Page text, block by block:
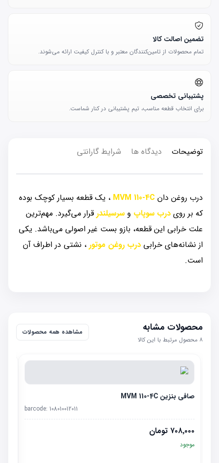
تضمین اصالت کالا
تمام محصولات از تامین‌کنندگان معتبر و با کنترل کیفیت ارائه می‌شوند.
پشتیبانی تخصصی
برای انتخاب قطعه مناسب، تیم پشتیبانی در کنار شماست.
توضیحات دیدگاه ها شرایط گارانتی
درب روغن دان MVM 110-4C ، یک قطعه بسیار کوچک بوده
که بر روی درب سوپاپ و سرسیلندر قرار می‌گیرد. مهم‌ترین
علت خرابی این قطعه، بازو بست غیر اصولی می‌باشد. یکی
از نشانه‌های خرابی درب روغن موتور ، نشتی در اطراف آن
است.
محصولات مشابه
۸ محصول مرتبط با این کالا
مشاهده همه محصولات
صافی بنزین MVM 110-4C
barcode: 108010012011
۷۰۸٬۰۰۰ تومان
موجود